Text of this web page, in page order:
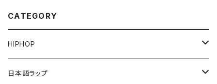
CATEGORY
HIPHOP
12"/7"
日本語ラップ